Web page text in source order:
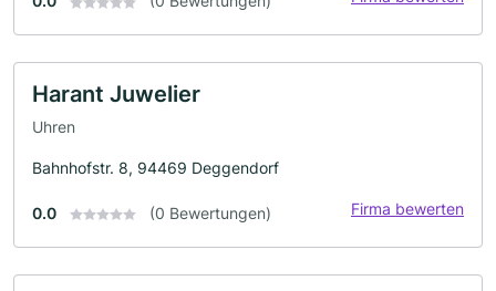
Harant Juwelier
Uhren
Bahnhofstr. 8, 94469 Deggendorf
0.0 (0 Bewertungen) Firma bewerten